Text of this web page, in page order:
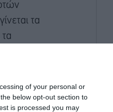
of your personal or
below opt-out section to
is processed you may
τα